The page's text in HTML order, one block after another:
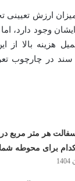
ارزش تعیینی
وجود دارد، اما
هزینه بالا
در چارچوب
کدام برای محوطه